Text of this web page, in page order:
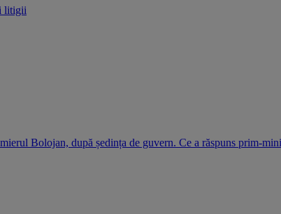
litigii
Bolojan, după ședința de guvern. Ce a răspuns prim-